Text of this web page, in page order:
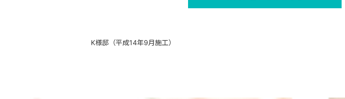
K様邸（平成14年9月施工）